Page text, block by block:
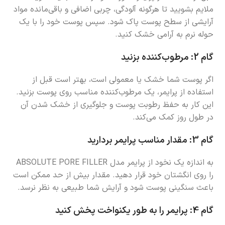
ملایم بشویید تا هرگونه آلودگی، چربی اضافی و باقی‌مانده مواد
آرایشی از سطح پوست پاک شود. سپس پوست خود را با یک
حوله نرم به آرامی خشک کنید.
گام 2: مرطوب‌کننده بزنید
اگر پوست شما خشک یا معمولی است، بهتر است قبل از
استفاده از پرایمر، یک مرطوب‌کننده مناسب روی پوست بزنید.
این کار به حفظ رطوبت پوست و جلوگیری از خشک شدن آن
در طول روز کمک می‌کند.
گام 3: مقدار مناسب پرایمر بردارید
به اندازه یک نخود از پرایمر مدل ABSOLUTE PORE FILLER
را روی انگشتان خود قرار دهید. مقدار بیش از حد ممکن است
باعث سنگینی پوست شود و آرایش شما طبیعی به نظر نرسد.
گام 4: پرایمر را به طور یکنواخت پخش کنید